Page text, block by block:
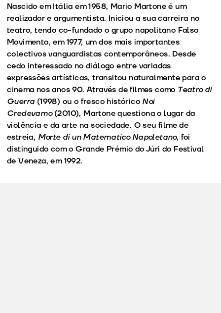
Nascido em Itália em 1958, Mario Martone é um
realizador e argumentista. Iniciou a sua carreira no
teatro, tendo co-fundado o grupo napolitano Falso
Movimento, em 1977, um dos mais importantes
colectivos vanguardistas contemporâneos. Desde
cedo interessado no diálogo entre variadas
expressões artísticas, transitou naturalmente para o
cinema nos anos 90. Através de filmes como Teatro di
Guerra (1998) ou o fresco histórico Noi
Credevamo(2010), Martone questiona o lugar da
violência e da arte na sociedade. O seu filme de
estreia, Morte di un Matematico Napoletano, foi
distinguido com o Grande Prémio do Júri do Festival
de Veneza, em 1992.